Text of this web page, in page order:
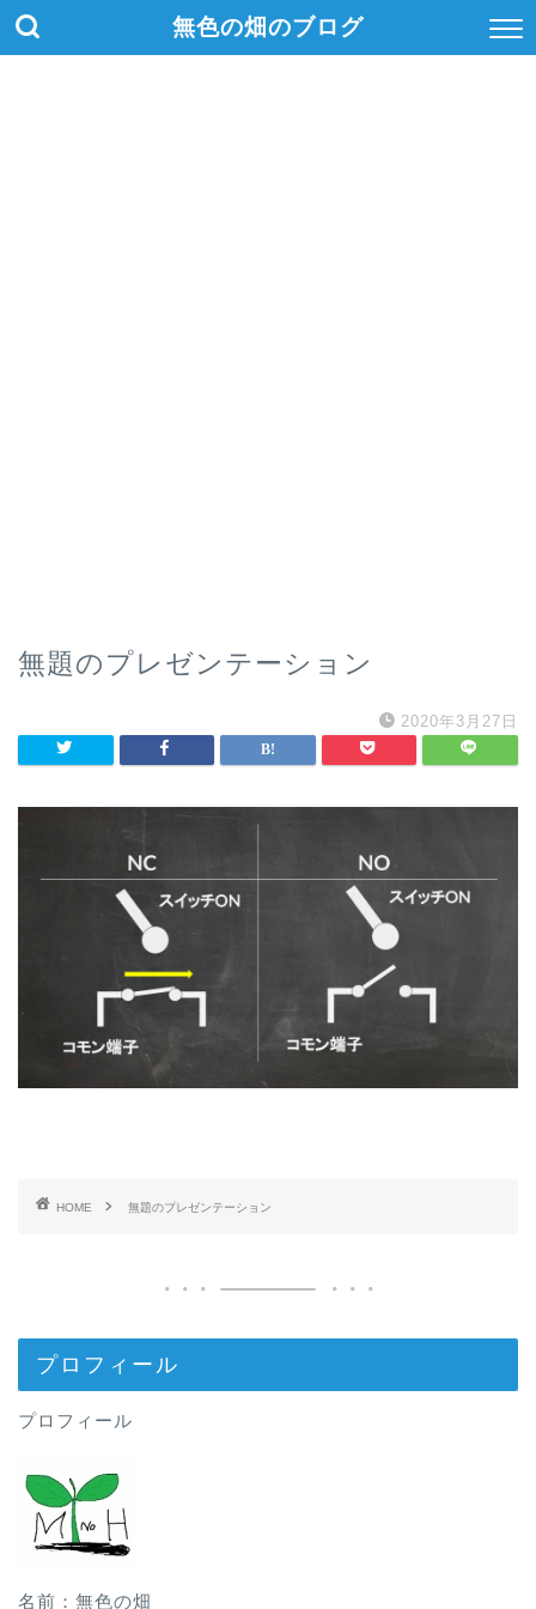
無色の畑のブログ
無題のプレゼンテーション
2020年3月27日
HOME 無題のプレゼンテーション
プロフィール
プロフィール
名前：無色の畑